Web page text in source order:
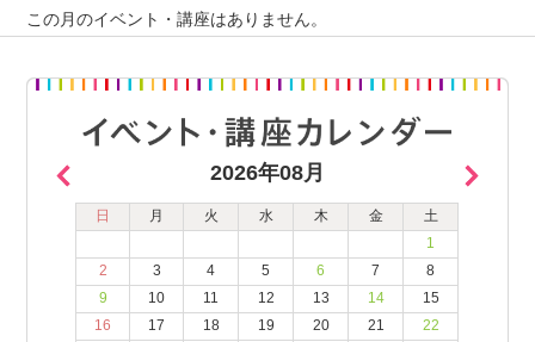
この月のイベント・講座はありません。
2026年08月
日 月 火 水 木 金
土
1
2
3 4 5 6 7
8
9
10 11 12 13 14
15
16
17 18 19 20 21
22